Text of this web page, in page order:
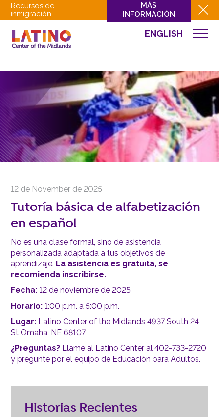
Recursos de
inmigración
MÁS
INFORMACIÓN
ENGLISH
QUIÉNES SOMOS
INVOLUCRARSE
EVENTOS
NOTICIAS
RECURSOS
EVENTOS
12 de November de 2025
Tutoría básica de alfabetización
en español
No es una clase formal, sino de asistencia
personalizada adaptada a tus objetivos de
aprendizaje. La asistencia es gratuita, se
recomienda inscribirse.
Fecha: 12 de noviembre de 2025
Horario:1:00 p.m. a 5:00 p.m.
Lugar: Latino Center of the Midlands 4937 South 24
St Omaha, NE 68107
¿Preguntas? Llame al Latino Center al 402-733-2720
y pregunte por el equipo de Educación para Adultos.
Historias Recientes